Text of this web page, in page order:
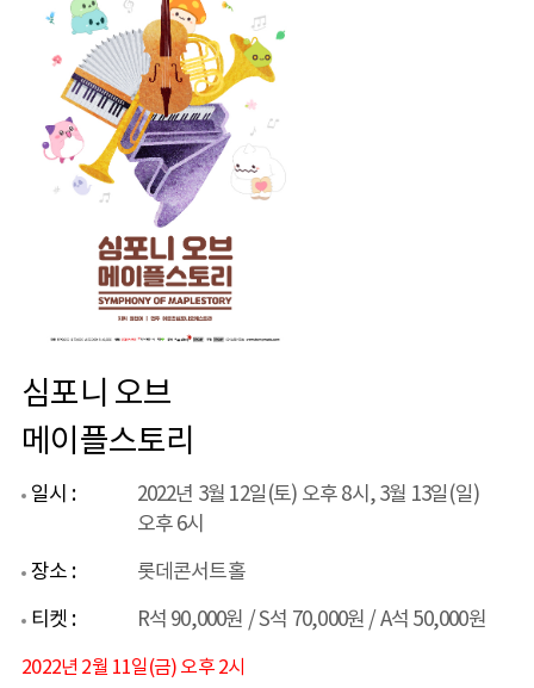
심포니 오브
메이플스토리
일시 :
2022년 3월 12일(토) 오후 8시, 3월 13일(일)
오후 6시
장소 :
롯데콘서트홀
티켓 :
R석 90,000원 / S석 70,000원 / A석 50,000원
2022년 2월 11일(금) 오후 2시